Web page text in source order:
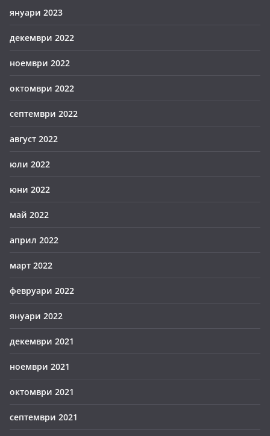
януари 2023
декември 2022
ноември 2022
октомври 2022
септември 2022
август 2022
юли 2022
юни 2022
май 2022
април 2022
март 2022
февруари 2022
януари 2022
декември 2021
ноември 2021
октомври 2021
септември 2021